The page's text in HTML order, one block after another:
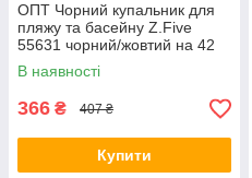
ОПТ Чорний купальник для
пляжу та басейну Z.Five
55631 чорний/жовтий на 42
44 46 48 50 розмір
В наявності
366 ₴ 407 ₴
Купити